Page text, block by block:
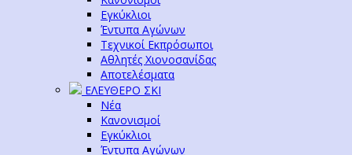
Εγκύκλιοι
Έντυπα Αγώνων
Τεχνικοί Εκπρόσωποι
Αθλητές Χιονοσανίδας
Αποτελέσματα
ΕΛΕΥΘΕΡΟ ΣΚΙ
Νέα
Κανονισμοί
Εγκύκλιοι
Έντυπα Αγώνων